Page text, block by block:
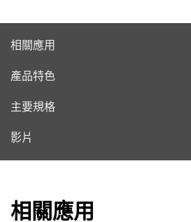
相關應用
產品特色
主要規格
影片
相關應用